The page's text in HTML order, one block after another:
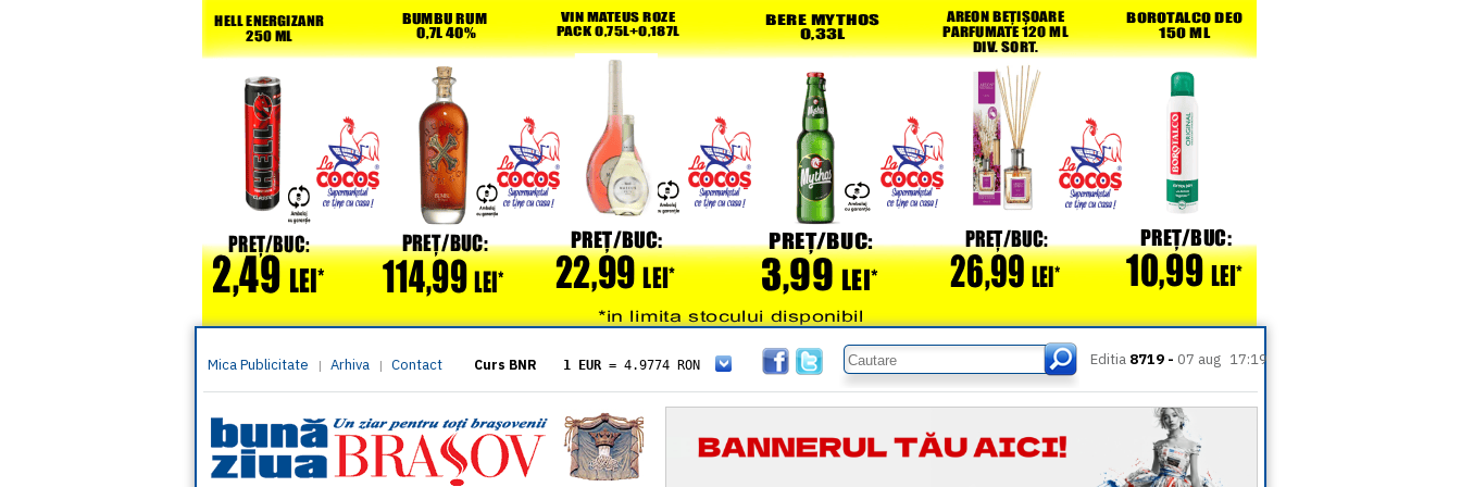
Mica Publicitate | Arhiva | Contact Curs BNR 1 EUR = 4.9774 RON
= 5.8304 RON
1 XAU= 464.4611 RON
1 AED= 1.1933 RON
1 AUD= 2.7957 RON
1 BGN= 2.5449 RON
Editia 8719 - 07 aug 17:19